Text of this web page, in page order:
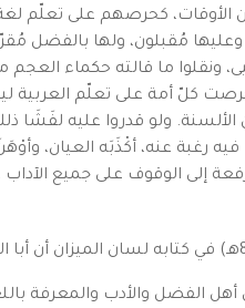
كحرصهم على تعلّم
مُقبلون، ولها بالفضل
ونقلوا ما قالته حكماء
وحرصت كلّ أمة على تعلّم
ولو قدروا عليه لفَشَا
فيه رغبة عنه، أكْذَبَه العيان،
إلى الوقوف على جميع الآداب .
الفضل والأدب والمعرفة